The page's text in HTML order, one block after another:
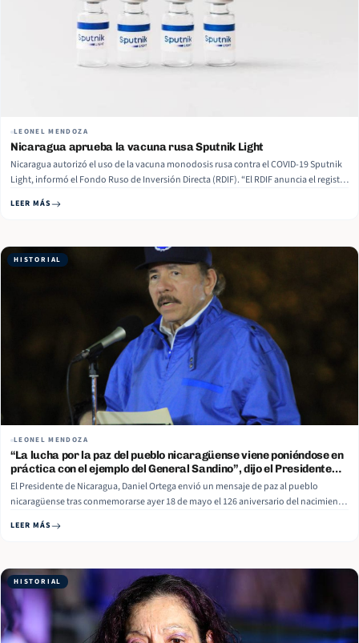
LEONEL MENDOZA
Nicaragua aprueba la vacuna rusa Sputnik Light
Nicaragua autorizó el uso de la vacuna monodosis rusa contra el COVID-19 Sputnik
Light, informó el Fondo Ruso de Inversión Directa (RDIF). “El RDIF anuncia el registro
de la vacuna monodosis rusa contra el coronavirus Sputnik Light por el Ministerio
de Salud de la República de Nicaragua“, señala el comunicado. El responsable…
LEER MÁS
HISTORIAL
LEONEL MENDOZA
“La lucha por la paz del pueblo nicaragüense viene poniéndose en
práctica con el ejemplo del General Sandino”, dijo el Presidente
Daniel Ortega, en su 126 Aniversario de su natalicio
El Presidente de Nicaragua, Daniel Ortega envió un mensaje de paz al pueblo
nicaragüense tras conmemorarse ayer 18 de mayo el 126 aniversario del nacimiento
de Augusto C. Sandino, Héroe Nacional, “a lucha por la paz del pueblo nicaragüense
que viene poniéndose en práctica con el ejemplo del… Read More
LEER MÁS
HISTORIAL